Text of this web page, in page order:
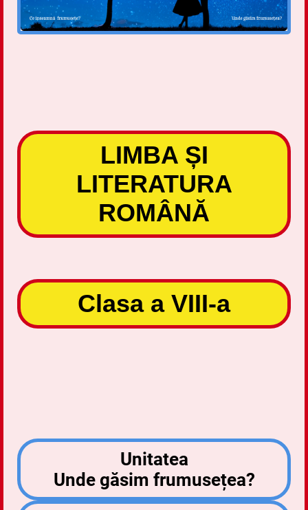
LIMBA ȘI
LITERATURA
ROMÂNĂ
Clasa a VIII-a
Unitatea
Unde găsim frumusețea?